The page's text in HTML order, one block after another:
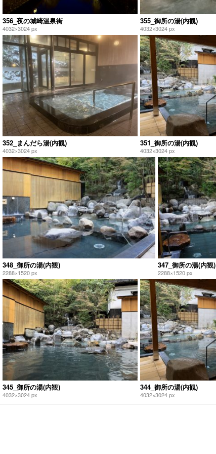
356_夜の城崎温泉街
4032×3024 px
355_御所の湯(内観)
4032×3024 px
352_まんだら湯(内観)
4032×3024 px
351_御所の湯(内観)
4032×3024 px
348_御所の湯(内観)
2288×1520 px
347_御所の湯(内観)
2288×1520 px
345_御所の湯(内観)
4032×3024 px
344_御所の湯(内観)
4032×3024 px